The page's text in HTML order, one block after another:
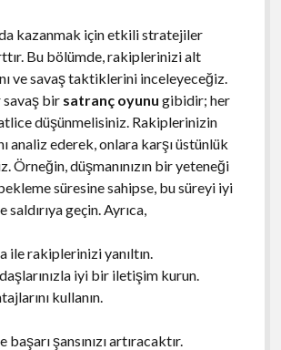
kazanmak için etkili stratejiler
Bu bölümde, rakiplerinizi alt
ve savaş taktiklerini inceleyeceğiz.
savaş bir satranç oyunu gibidir; her
düşünmelisiniz. Rakiplerinizin
analiz ederek, onlara karşı üstünlük
Örneğin, düşmanınızın bir yeteneği
süresine sahipse, bu süreyi iyi
geçin. Ayrıca,
ile rakiplerinizi yanıltın.
iyi bir iletişim kurun.
kullanın.
şansınızı artıracaktır.